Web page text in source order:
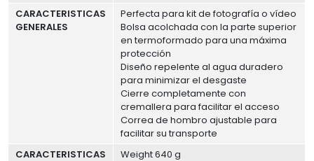
CARACTERISTICAS
GENERALES
Perfecta para kit de fotografía o vídeo
Bolsa acolchada con la parte superior
en termoformado para una máxima
protección
Diseño repelente al agua duradero
para minimizar el desgaste
Cierre completamente con
cremallera para facilitar el acceso
Correa de hombro ajustable para
facilitar su transporte
CARACTERISTICAS
Weight 640 g